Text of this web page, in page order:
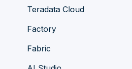
Teradata Cloud
Factory
Fabric